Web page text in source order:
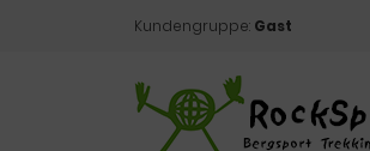
Kundengruppe: Gast